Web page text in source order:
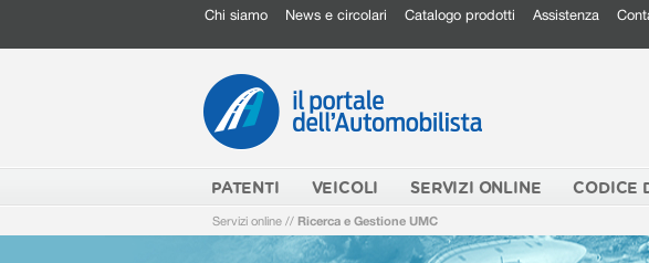
Chi siamo News e circolari Catalogo prodotti Assistenza
PATENTI VEICOLI SERVIZI ONLINE CODICE
Servizi online // Ricerca e Gestione UMC